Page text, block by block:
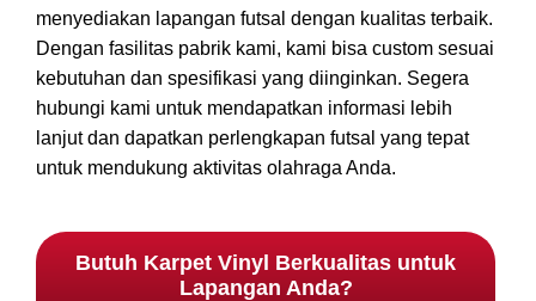
menyediakan lapangan futsal dengan kualitas terbaik.
Dengan fasilitas pabrik kami, kami bisa custom sesuai
kebutuhan dan spesifikasi yang diinginkan. Segera
hubungi kami untuk mendapatkan informasi lebih
lanjut dan dapatkan perlengkapan futsal yang tepat
untuk mendukung aktivitas olahraga Anda.
Butuh Karpet Vinyl Berkualitas untuk
Lapangan Anda?